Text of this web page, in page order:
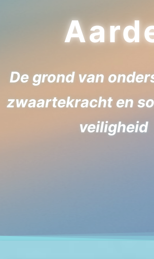
De grond van
zwaartekracht en
veiligheid